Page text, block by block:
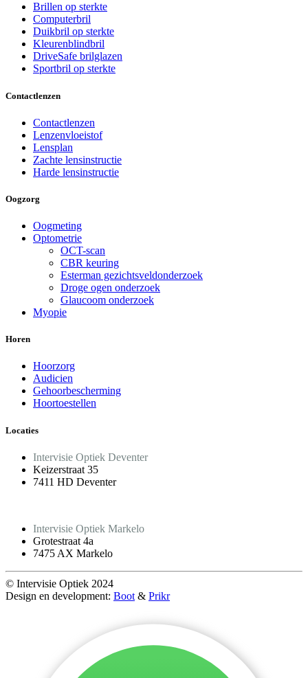
Brillen op sterkte
Computerbril
Duikbril op sterkte
Kleurenblindbril
DriveSafe brilglazen
Sportbril op sterkte
Contactlenzen
Contactlenzen
Lenzenvloeistof
Lensplan
Zachte lensinstructie
Harde lensinstructie
Oogzorg
Oogmeting
Optometrie
OCT-scan
CBR keuring
Esterman gezichtsveldonderzoek
Droge ogen onderzoek
Glaucoom onderzoek
Myopie
Horen
Hoorzorg
Audicien
Gehoorbescherming
Hoortoestellen
Locaties
Intervisie Optiek Deventer
Keizerstraat 35
7411 HD Deventer
Intervisie Optiek Markelo
Grotestraat 4a
7475 AX Markelo
© Intervisie Optiek 2024
Design en development: Boot & Prikr